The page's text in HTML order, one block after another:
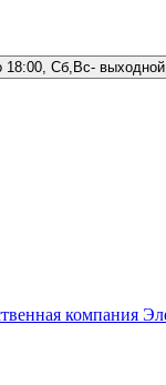
Пн-Пт с 09:00 до 18:00, Сб,Вс- выходной